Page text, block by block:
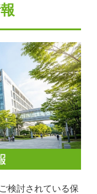
検討されている保